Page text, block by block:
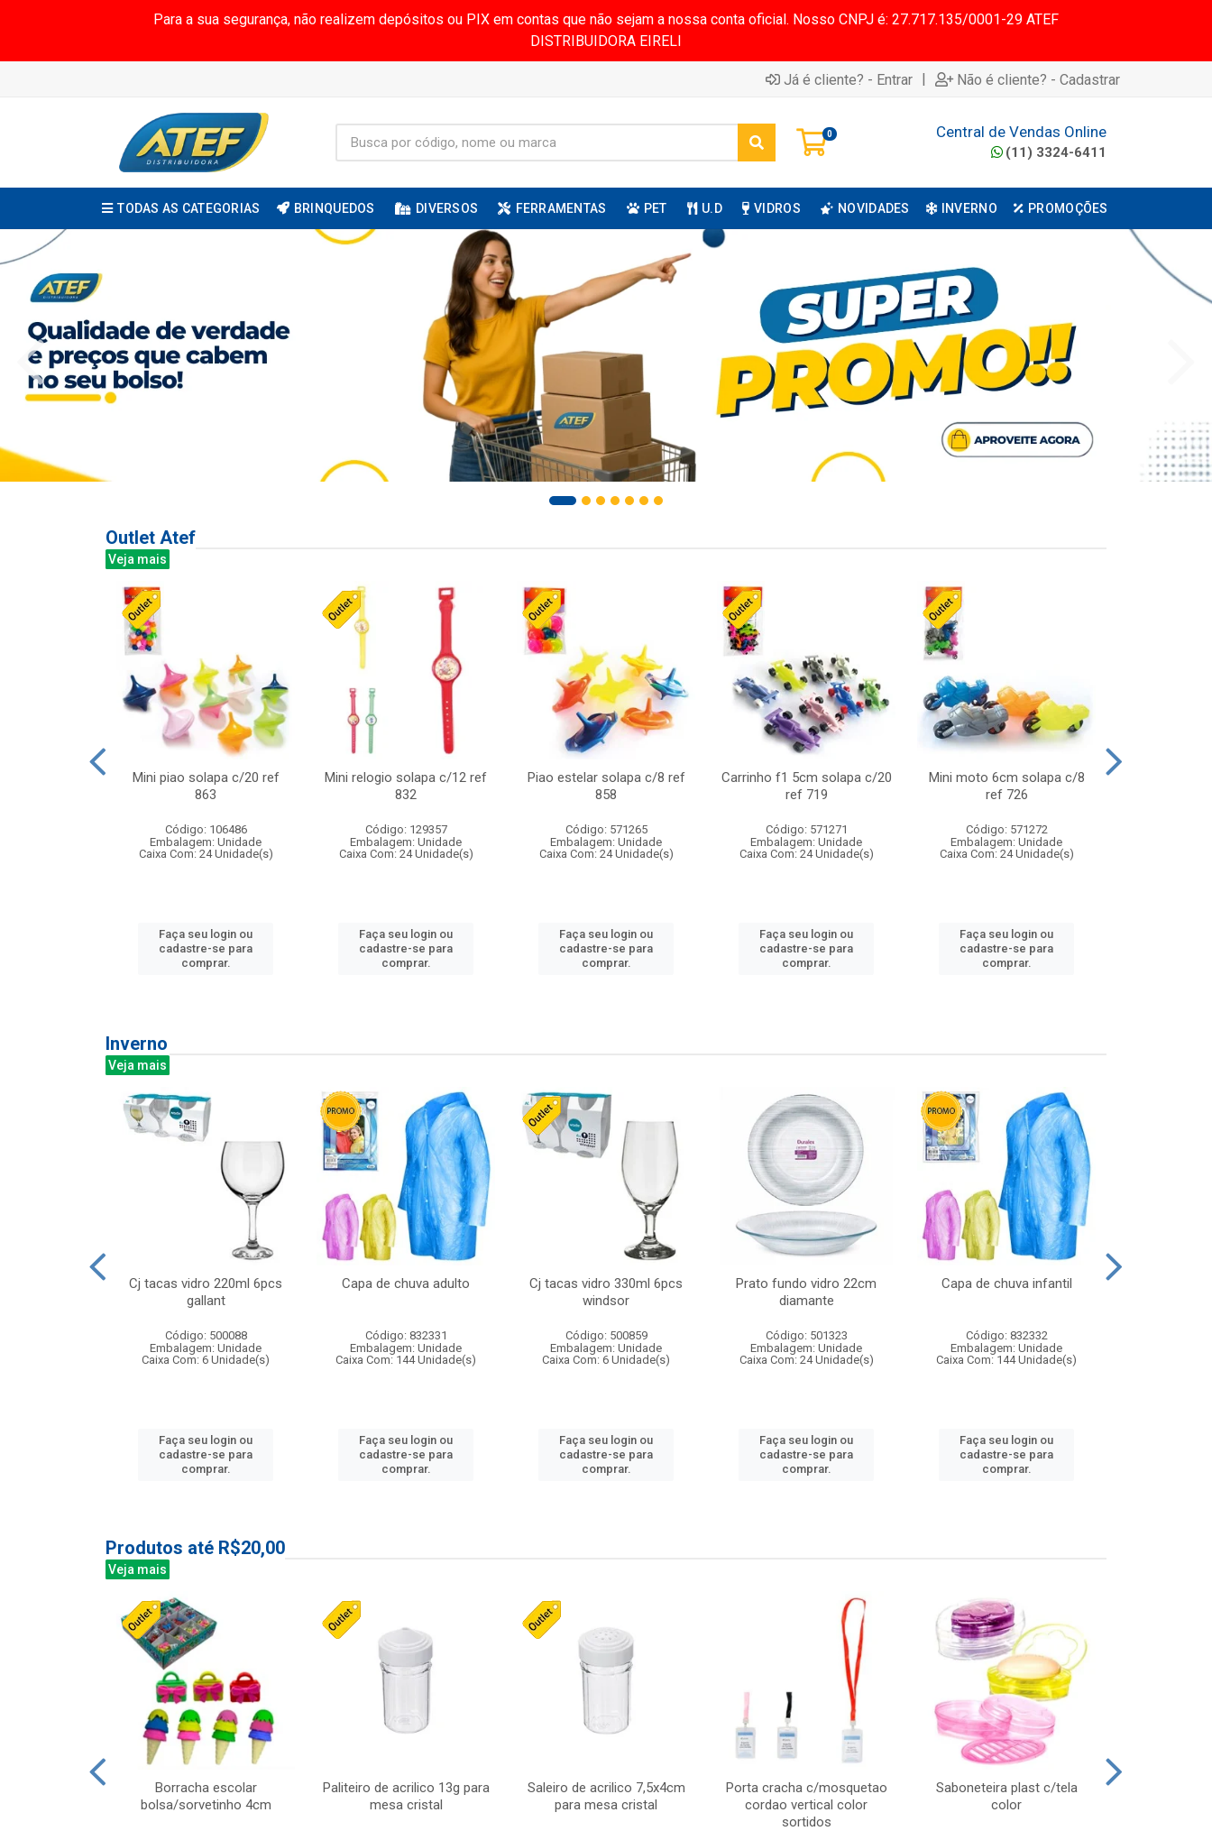
Para a sua segurança, não realizem depósitos ou PIX em contas que não sejam a nossa conta oficial. Nosso CNPJ é: 27.717.135/0001-29 ATEF
DISTRIBUIDORA EIRELI
Já é cliente? - Entrar | Não é cliente? - Cadastrar
0 Central de Vendas Online
(11) 3324-6411
TODAS AS CATEGORIAS BRINQUEDOS DIVERSOS FERRAMENTAS PET U.D VIDROS NOVIDADES INVERNO PROMOÇÕES
Outlet Atef
Veja mais
Mini piao solapa c/20 ref
863
Código: 106486
Embalagem: Unidade
Caixa Com: 24 Unidade(s)
Faça seu login ou
cadastre-se para
comprar.
Mini relogio solapa c/12 ref
832
Código: 129357
Embalagem: Unidade
Caixa Com: 24 Unidade(s)
Faça seu login ou
cadastre-se para
comprar.
Piao estelar solapa c/8 ref
858
Código: 571265
Embalagem: Unidade
Caixa Com: 24 Unidade(s)
Faça seu login ou
cadastre-se para
comprar.
Carrinho f1 5cm solapa c/20
ref 719
Código: 571271
Embalagem: Unidade
Caixa Com: 24 Unidade(s)
Faça seu login ou
cadastre-se para
comprar.
Mini moto 6cm solapa c/8
ref 726
Código: 571272
Embalagem: Unidade
Caixa Com: 24 Unidade(s)
Faça seu login ou
cadastre-se para
comprar.
Inverno
Veja mais
Cj tacas vidro 220ml 6pcs
gallant
Código: 500088
Embalagem: Unidade
Caixa Com: 6 Unidade(s)
Faça seu login ou
cadastre-se para
comprar.
Capa de chuva adulto
Código: 832331
Embalagem: Unidade
Caixa Com: 144 Unidade(s)
Faça seu login ou
cadastre-se para
comprar.
Cj tacas vidro 330ml 6pcs
windsor
Código: 500859
Embalagem: Unidade
Caixa Com: 6 Unidade(s)
Faça seu login ou
cadastre-se para
comprar.
Prato fundo vidro 22cm
diamante
Código: 501323
Embalagem: Unidade
Caixa Com: 24 Unidade(s)
Faça seu login ou
cadastre-se para
comprar.
Capa de chuva infantil
Código: 832332
Embalagem: Unidade
Caixa Com: 144 Unidade(s)
Faça seu login ou
cadastre-se para
comprar.
Produtos até R$20,00
Veja mais
Borracha escolar
bolsa/sorvetinho 4cm
Paliteiro de acrilico 13g para
mesa cristal
Saleiro de acrilico 7,5x4cm
para mesa cristal
Porta cracha c/mosquetao
cordao vertical color
sortidos
Saboneteira plast c/tela
color